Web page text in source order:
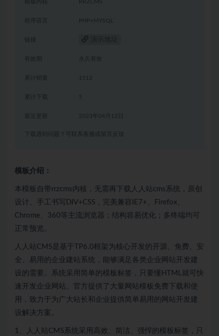
模板内核 RRZCMS
程序语言 PHP+MYSQL
链接
有效期 永久有效
累计销量 1512
累计下载 5
2023年04月12日
下载遇到问题？可联系客服或留言反馈
模板介绍：
本模板自带rrzcms内核，无需再下载人人站cms系统，原创
设计、手工书写DIV+CSS，完美兼容IE7+、Firefox、
Chrome、360等主流浏览器；结构容易优化；多终端均可
正常预览。
人人站CMS是基于TP6.0框架为核心开发的开源、免费、安
全、易用的企业建站系统，能够满足各类企业网站开发建
设的需要。系统采用简单的模板标签，只要懂HTML就可快
速开发企业网站。官方提供了大量网站模板免费下载和使
用，致力于为广大站长和企业提供简单易用的网站开发建
设解决方案。
1、人人站CMS系统采用高效、简洁、强悍的模板标签，只